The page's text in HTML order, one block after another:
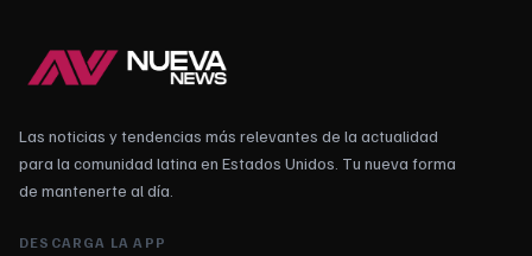
Las noticias y tendencias más relevantes de la actualidad
para la comunidad latina en Estados Unidos. Tu nueva forma
de mantenerte al día.
DESCARGA LA APP